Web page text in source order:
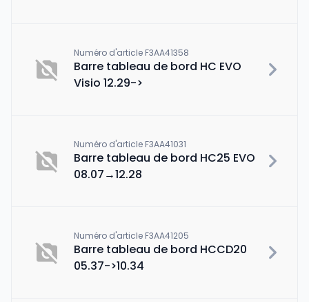
Numéro d'article F3AA41358
Barre tableau de bord HC EVO
Visio 12.29->
Numéro d'article F3AA41031
Barre tableau de bord HC25 EVO
08.07→12.28
Numéro d'article F3AA41205
Barre tableau de bord HCCD20
05.37->10.34